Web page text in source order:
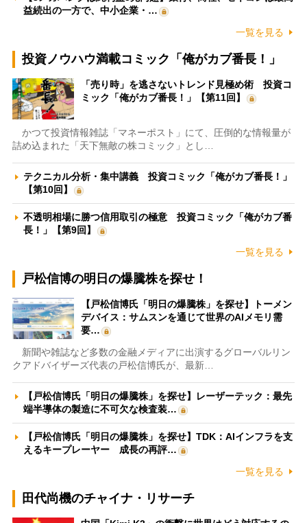
益続出の一方で、中小企業・…
一覧を見る
投資ノウハウ満載コミック「俺がカブ番長！」
「売り時」を逃さないトレンド見極め術 投資コ
ミック「俺がカブ番長！」【第11回】
かつて投資情報雑誌「マネーポスト」にて、圧倒的な情報量が
詰め込まれた「天下無敵の株コミック」とし…
テクニカル分析・集中講義 投資コミック「俺がカブ番長！」
【第10回】
不透明相場に勝つ信用取引の極意 投資コミック「俺がカブ番
長！」【第9回】
一覧を見る
戸松信博の明日の爆騰株を探せ！
【戸松信博氏「明日の爆騰株」を探せ】トーメン
デバイス：サムスンを通じて世界のAIメモリ需
要…
新聞や雑誌など多数の金融メディアに出演するグローバルリン
クアドバイザーズ代表の戸松信博氏が、最新…
【戸松信博氏「明日の爆騰株」を探せ】レーザーテック：最先
端半導体の製造に不可欠な検査装…
【戸松信博氏「明日の爆騰株」を探せ】TDK：AIインフラを支
えるキープレーヤー 成長の再評…
一覧を見る
田代尚機のチャイナ・リサーチ